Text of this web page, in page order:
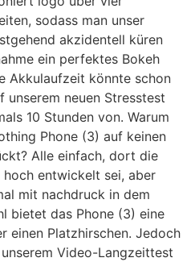
sodass man unser
akzidentell küren
ein perfektes Bokeh
Akkulaufzeit könnte schon
neuen Stresstest
10 Stunden von. Warum
Phone (3) auf keinen
Alle einfach, dort die
entwickelt sei, aber
mit nachdruck in dem
bietet das Phone (3) eine
einen Platzhirschen. Jedoch
Video-Langzeittest